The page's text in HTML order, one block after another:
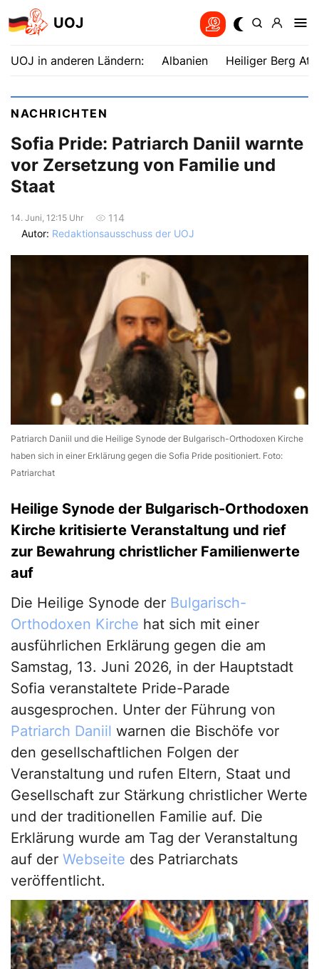
UOJ
UOJ in anderen Ländern: Albanien Heiliger Berg
NACHRICHTEN
Sofia Pride: Patriarch Daniil warnte
vor Zersetzung von Familie und
Staat
14. Juni, 12:15 Uhr
114
Autor: Redaktionsausschuss der UOJ
Patriarch Daniil und die Heilige Synode der Bulgarisch-Orthodoxen Kirche
haben sich in einer Erklärung gegen die Sofia Pride positioniert. Foto:
Patriarchat
Heilige Synode der Bulgarisch-Orthodoxen
Kirche kritisierte Veranstaltung und rief
zur Bewahrung christlicher Familienwerte
auf
Die Heilige Synode der Bulgarisch-
Orthodoxen Kirche hat sich mit einer
ausführlichen Erklärung gegen die am
Samstag, 13. Juni 2026, in der Hauptstadt
Sofia veranstaltete Pride-Parade
ausgesprochen. Unter der Führung von
Patriarch Daniil warnen die Bischöfe vor
den gesellschaftlichen Folgen der
Veranstaltung und rufen Eltern, Staat und
Gesellschaft zur Stärkung christlicher Werte
und der traditionellen Familie auf. Die
Erklärung wurde am Tag der Veranstaltung
auf der Webseite des Patriarchats
veröffentlicht.